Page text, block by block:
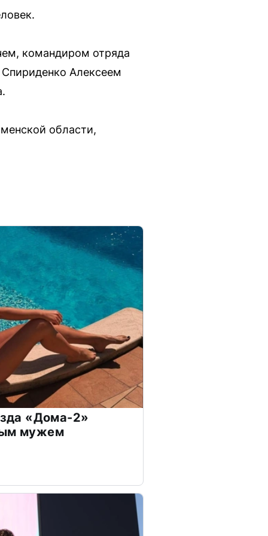
командиром отряда
Спириденко Алексеем
области,
«Дома-2»
мужем